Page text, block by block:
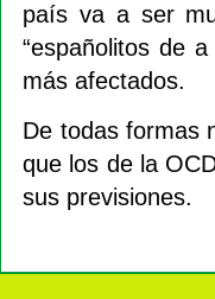
país va a ser
“españolitos de
más afectados.
De todas formas
que los de la
sus previsiones.